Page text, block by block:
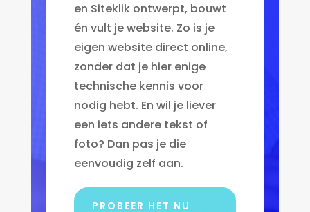
en Siteklik ontwerpt, bouwt
én vult je website. Zo is je
eigen website direct online,
zonder dat je hier enige
technische kennis voor
nodig hebt. En wil je liever
een iets andere tekst of
foto? Dan pas je die
eenvoudig zelf aan.
PROBEER HET NU